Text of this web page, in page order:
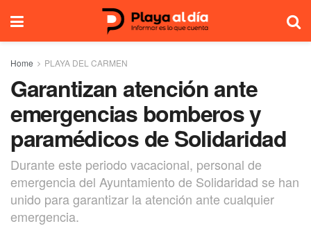
Home PLAYA DEL CARMEN
Garantizan atención ante
emergencias bomberos y
paramédicos de Solidaridad
Durante este periodo vacacional, personal de
emergencia del Ayuntamiento de Solidaridad se han
unido para garantizar la atención ante cualquier
emergencia.